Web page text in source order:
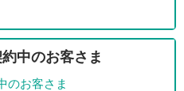
中のお客さま
のお客さま